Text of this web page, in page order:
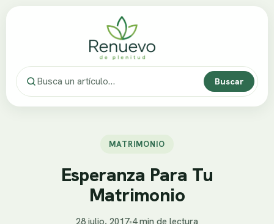
Buscar
MATRIMONIO
Esperanza Para Tu
Matrimonio
28 julio, 2017•4 min de lectura